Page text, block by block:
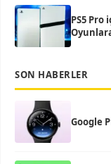
PS5 Pro
SON HABERLER
Google